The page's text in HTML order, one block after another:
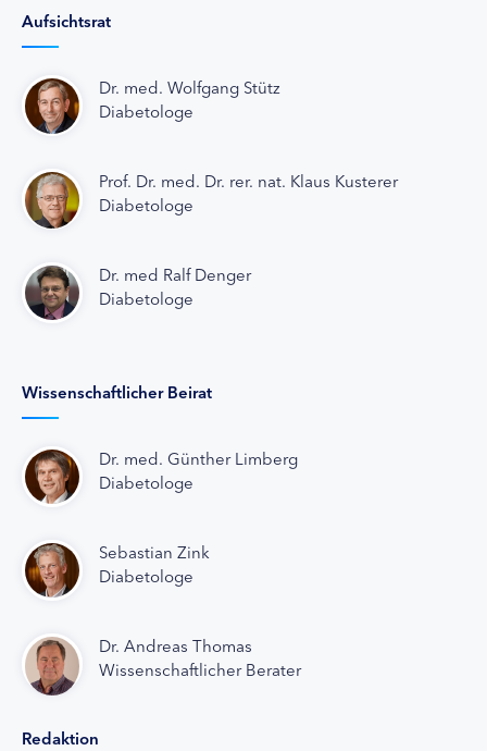
Aufsichtsrat
Dr. med. Wolfgang Stütz
Diabetologe
Prof. Dr. med. Dr. rer. nat. Klaus Kusterer
Diabetologe
Dr. med Ralf Denger
Diabetologe
Wissenschaftlicher Beirat
Dr. med. Günther Limberg
Diabetologe
Sebastian Zink
Diabetologe
Dr. Andreas Thomas
Wissenschaftlicher Berater
Redaktion